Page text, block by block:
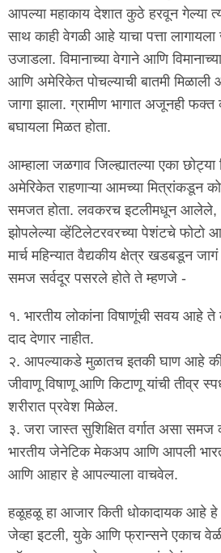
आपल्या महाकाय देशात कुठे हरवून गेल्या
साथ काही वेगळी आहे याचा पत्ता
उजाडला. विमानाच्या वेगाने आणि
आणि अमेरिकेत पोचल्याची बातमी
जागा झाला. ग्रामीण भागात अजूनही
बघायला मिळत होता.
आम्हाला जळगाव जिल्ह्यातल्या एका छोट्या
अमेरिकेत राहणाऱ्या आमच्या मित्रांकडून
समजत होता. लवकरच इटलीमधून आलेले,
झोपलेल्या व्हेंटिलेटरवरच्या पेशंटचे फोटो
मार्च महिन्यात वैद्यकीय क्षेत्र खडबडून
समज सर्वदूर पसरले होते ते म्हणजे -
१. भारतीय लोकांना विषाणूंची सवय आहे ते
दाद देणार नाहीत.
२. आपल्याकडे मुळातच इतकी घाण आहे की
जीवाणू विषाणू आणि किटाणू यांची तीव्र
शरीरात प्रवेश मिळेल.
३. जरा जास्त सुशिक्षित वर्गात असा समज
भारतीय जेनेटिक मेकअप आणि आपली
आणि आहार हे आपल्याला वाचवेल.
हळूहळू हा आजार किती धोकादायक आहे हे
जेव्हा इटली, युके आणि फ्रान्सने एकाच